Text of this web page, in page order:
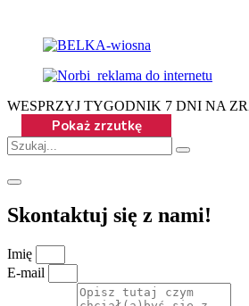
WESPRZYJ TYGODNIK 7 DNI NA
Skontaktuj się z nami!
Imię
E-mail